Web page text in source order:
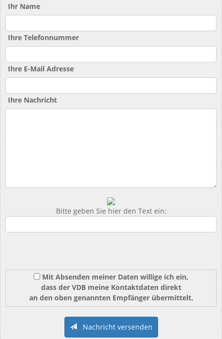
Ihr Name
Ihre Telefonnummer
Ihre E-Mail Adresse
Ihre Nachricht
Bitte geben Sie hier den Text ein:
Mit Absenden meiner Daten willige ich ein,
dass der VDB meine Kontaktdaten direkt
an den oben genannten Empfänger übermittelt.
Nachricht versenden